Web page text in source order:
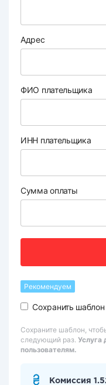
Адрес
ФИО плательщика
ИНН плательщика
Сумма оплаты
Рекомендуем
Сохранить
Сохраните шаблон,
следующий раз. Услуга
пользователям.
Комиссия